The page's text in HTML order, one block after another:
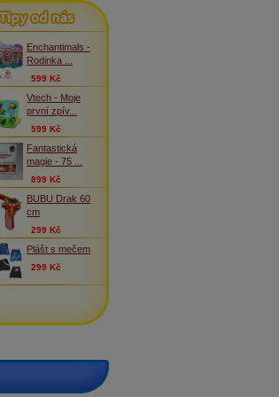
Tipy od nás
Enchantimals -
Rodinka ...
599 Kč
Vtech - Moje
první zpív...
599 Kč
Fantastická
magie - 75 ...
899 Kč
BUBU Drak 60
cm
299 Kč
Plášt s mečem
299 Kč